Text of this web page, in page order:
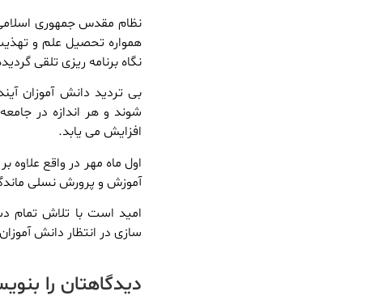
نظام مقدس جمهوری اسلامی
همواره تحصیل علم و
نگاه برنامه ریزی تلقی
بی تردید دانش آموزان
شوند و هر اندازه در
افزایش می یابد.
اول ماه مهر در واقع علاوه
آموزش و پرورش نسلی
امید است با تلاش تمام
سازی در انتظار دانش
دیدگاهتان را